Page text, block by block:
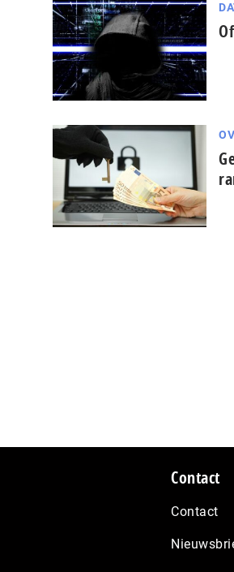
Contact
Contact